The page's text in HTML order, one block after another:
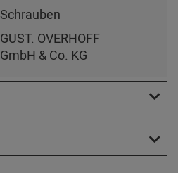
Schrauben
GUST. OVERHOFF
GmbH & Co. KG